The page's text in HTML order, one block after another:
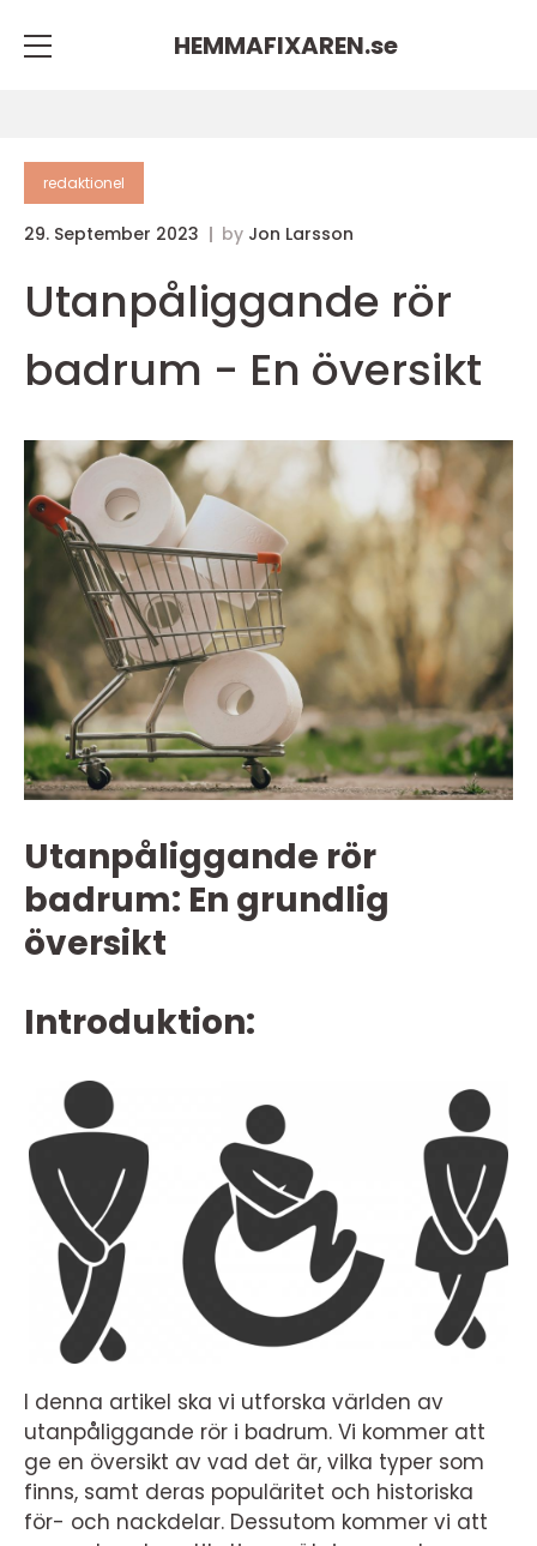
HEMMAFIXAREN.se
redaktionel
29. September 2023 by Jon Larsson
Utanpåliggande rör
badrum - En översikt
Utanpåliggande rör
badrum: En grundlig
översikt
Introduktion:
I denna artikel ska vi utforska världen av
utanpåliggande rör i badrum. Vi kommer att
ge en översikt av vad det är, vilka typer som
finns, samt deras populäritet och historiska
för- och nackdelar. Dessutom kommer vi att